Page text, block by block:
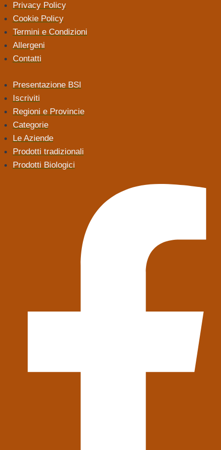
Privacy Policy
Cookie Policy
Termini e Condizioni
Allergeni
Contatti
Presentazione BSI
Iscriviti
Regioni e Provincie
Categorie
Le Aziende
Prodotti tradizionali
Prodotti Biologici